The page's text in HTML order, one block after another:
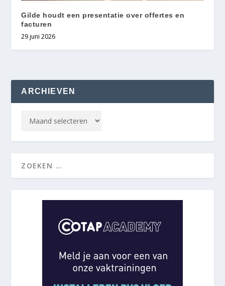
Gilde houdt een presentatie over offertes en
facturen
29 juni 2026
ARCHIEVEN